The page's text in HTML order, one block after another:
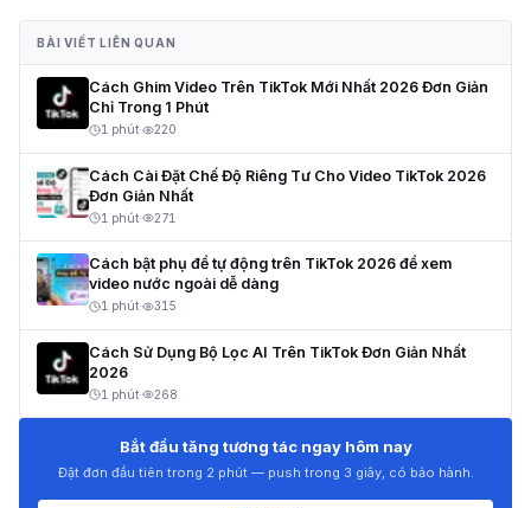
BÀI VIẾT LIÊN QUAN
Cách Ghim Video Trên TikTok Mới Nhất 2026 Đơn Giản
Chỉ Trong 1 Phút
1 phút· 220
Cách Cài Đặt Chế Độ Riêng Tư Cho Video TikTok 2026
Đơn Giản Nhất
1 phút· 271
Cách bật phụ đề tự động trên TikTok 2026 để xem
video nước ngoài dễ dàng
1 phút· 315
Cách Sử Dụng Bộ Lọc AI Trên TikTok Đơn Giản Nhất
2026
1 phút· 268
Bắt đầu tăng tương tác ngay hôm nay
Đặt đơn đầu tiên trong 2 phút — push trong 3 giây, có bảo hành.